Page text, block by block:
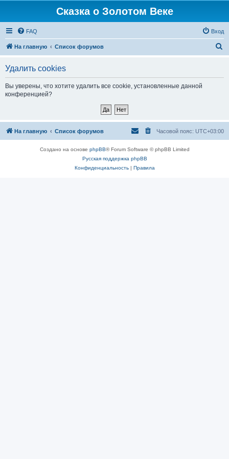
Сказка о Золотом Веке
FAQ Вход
На главную Список форумов
Удалить cookies
Вы уверены, что хотите удалить все cookie, установленные данной
конференцией?
На главную Список форумов Часовой пояс: UTC+03:00
Создано на основе phpBB® Forum Software © phpBB Limited
Русская поддержка phpBB
Конфиденциальность| Правила